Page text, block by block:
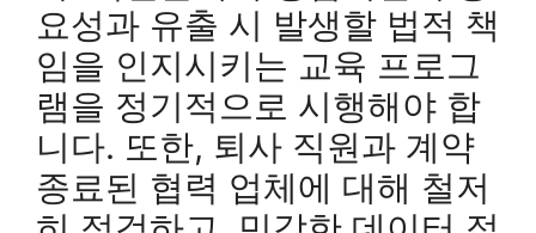
요성과 유출 시 발생할 법적 책
임을 인지시키는 교육 프로그
램을 정기적으로 시행해야 합
니다. 또한, 퇴사 직원과 계약
종료된 협력 업체에 대해 철저